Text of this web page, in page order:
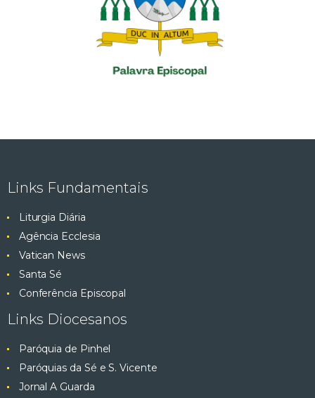
Links Fundamentais
Liturgia Diária
Agência Ecclesia
Vatican News
Santa Sé
Conferência Episcopal
Links Diocesanos
Paróquia de Pinhel
Paróquias da Sé e S. Vicente
Jornal A Guarda